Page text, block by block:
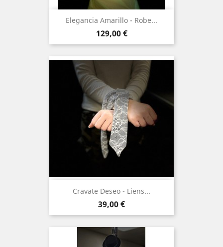
Elegancia Amarillo - Robe...
Prix
129,00 €
Cravate Deseo - Liens...
Prix
39,00 €